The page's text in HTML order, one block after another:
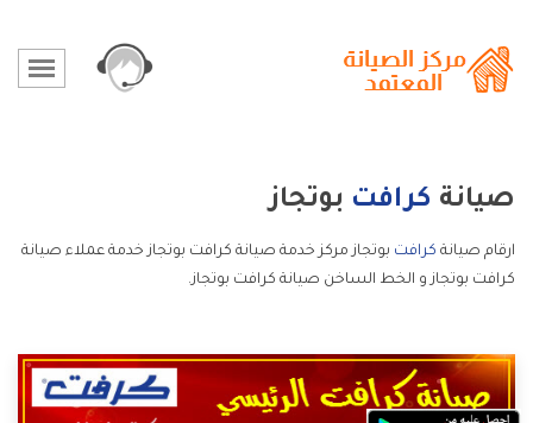
صيانة كرافت بوتجاز
ارقام صيانة كرافت بوتجاز مركز خدمة صيانة كرافت بوتجاز خدمة عملاء صيانة
كرافت بوتجاز و الخط الساخن صيانة كرافت بوتجاز.